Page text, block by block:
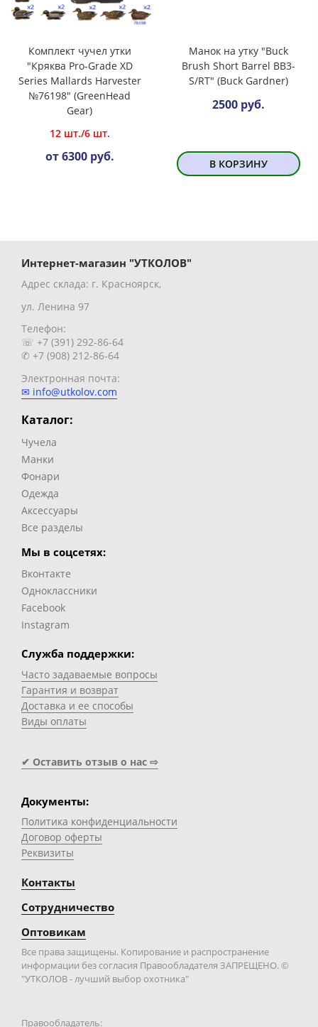
Комплект чучел утки
"Кряква Pro-Grade XD
Series Mallards Harvester
№76198" (GreenHead
Gear)
12 шт./6 шт.
от 6300 руб.
Манок на утку "Buck
Brush Short Barrel BB3-
S/RT" (Buck Gardner)
2500 руб.
В КОРЗИНУ
Интернет-магазин "УТКОЛОВ"
Адрес склада: г. Красноярск,
ул. Ленина 97
Телефон:
☏ +7 (391) 292-86-64
✆ +7 (908) 212-86-64
Электронная почта:
✉ info@utkolov.com
Каталог:
Чучела
Манки
Фонари
Одежда
Аксессуары
Все разделы
Мы в соцсетях:
Вконтакте
Одноклассники
Facebook
Instagram
Служба поддержки:
Часто задаваемые вопросы
Гарантия и возврат
Доставка и ее способы
Виды оплаты
✔ Оставить отзыв о нас ⇨
Документы:
Политика конфиденциальности
Договор оферты
Реквизиты
Контакты
Сотрудничество
Оптовикам
Все права защищены. Копирование и распространение
информации без согласия Правообладателя ЗАПРЕЩЕНО. ©
"УТКОЛОВ - лучший выбор охотника"
Правообладатель: